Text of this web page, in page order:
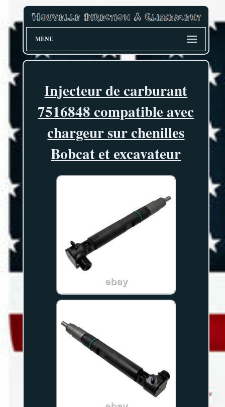
MENU
Injecteur de carburant
7516848 compatible avec
chargeur sur chenilles
Bobcat et excavateur